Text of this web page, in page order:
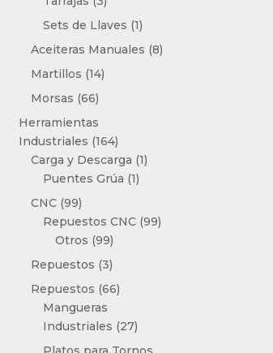
productos
Sets de Llaves 11
producto
Aceiteras Manuales 88
Martillos 1414
Morsas 6666
Herramientas
Industriales 164164
productos
Carga y Descarga 11
Puentes Grúa 11
CNC 9999
productos
Repuestos CNC 9999
Otros 9999
productos
Repuestos 33
productos
Repuestos 6666
Mangueras
Industriales
2727